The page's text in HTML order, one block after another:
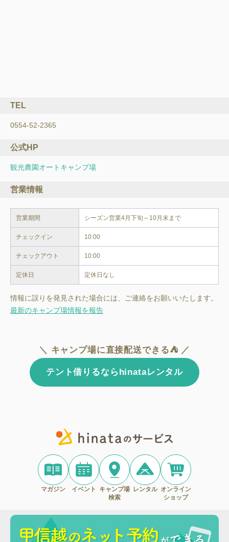
TEL
0554-52-2365
公式HP
観光農園オートキャンプ場
営業情報
営業期間
チェックイン 10:00
チェックアウト 10:00
定休日 定休日なし
情報に誤りを発見された場合には、ご連絡をお願いいたします。
最新のキャンプ場情報を報告
＼ キャンプ場に直接配送できる⛺ ／
テント借りるならhinataレンタル
マガジン イベント
キャンプ場
検索
レンタル オンライン
ショップ